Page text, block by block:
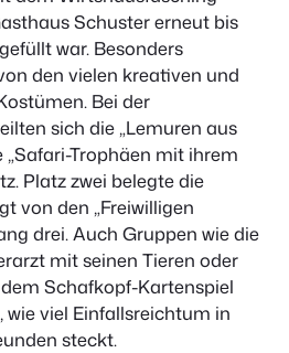
Schuster erneut bis
war. Besonders
den vielen kreativen und
Bei der
sich die „Lemuren aus
Trophäen mit ihrem
Platz zwei belegte die
von den „Freiwilligen
drei. Auch Gruppen wie die
mit seinen Tieren oder
dem Schafkopf-Kartenspiel
viel Einfallsreichtum in
steckt.